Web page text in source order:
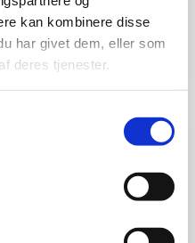
kan kombinere disse
har givet dem, eller som
deres tjenester.